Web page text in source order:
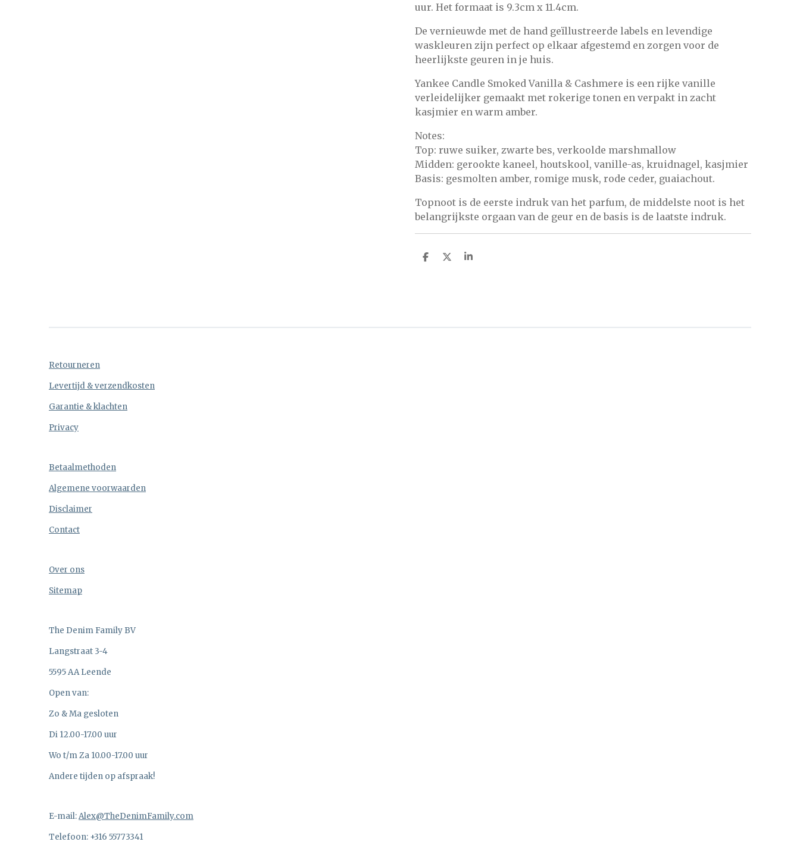
uur. Het formaat is 9.3cm x 11.4cm.
De vernieuwde met de hand geïllustreerde labels en levendige
waskleuren zijn perfect op elkaar afgestemd en zorgen voor de
heerlijkste geuren in je huis.
Yankee Candle Smoked Vanilla & Cashmere is een rijke vanille
verleidelijker gemaakt met rokerige tonen en verpakt in zacht
kasjmier en warm amber.
Notes:
Top: ruwe suiker, zwarte bes, verkoolde marshmallow
Midden: gerookte kaneel, houtskool, vanille-as, kruidnagel, kasjmier
Basis: gesmolten amber, romige musk, rode ceder, guaiachout.
Topnoot is de eerste indruk van het parfum, de middelste noot is het
belangrijkste orgaan van de geur en de basis is de laatste indruk.
D
D
S
Retourneren
Levertijd & verzendkosten
Garantie & klachten
Privacy
Betaalmethoden
Algemene voorwaarden
Disclaimer
Contact
Over ons
Sitemap
The Denim Family BV
Langstraat 3-4
5595 AA Leende
Open van:
Zo & Ma gesloten
Di 12.00-17.00 uur
Wo t/m Za 10.00-17.00 uur
Andere tijden op afspraak!
E-mail:Alex@TheDenimFamily.com
Telefoon: +316 55773341